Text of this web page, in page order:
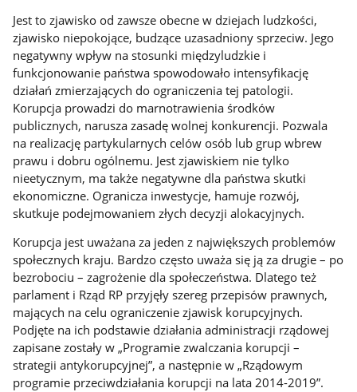
Jest to zjawisko od zawsze obecne w dziejach ludzkości,
zjawisko niepokojące, budzące uzasadniony sprzeciw. Jego
negatywny wpływ na stosunki międzyludzkie i
funkcjonowanie państwa spowodowało intensyfikację
działań zmierzających do ograniczenia tej patologii.
Korupcja prowadzi do marnotrawienia środ­ków
publicznych, narusza zasadę wolnej konkurencji. Pozwala
na realizację partykularnych celów osób lub grup wbrew
prawu i dobru ogólnemu. Jest zjawiskiem nie tylko
nieetycznym, ma tak­że negatywne dla państwa skutki
ekonomiczne. Ogranicza inwestycje, hamuje rozwój,
skutkuje podejmowaniem złych decyzji alokacyjnych.
Korupcja jest uważana za jeden z największych problemów
społecznych kraju. Bardzo często uważa się ją za drugie – po
bezrobociu – zagrożenie dla społeczeństwa. Dlatego też
parlament i Rząd RP przyjęły szereg przepisów prawnych,
mających na celu ograniczenie zjawisk korupcyjnych.
Podjęte na ich podstawie działania administracji rządowej
zapisane zostały w „Programie zwalczania korupcji –
strategii antykorupcyjnej”, a następnie w „Rządowym
programie przeciwdziałania korupcji na lata 2014-2019”.